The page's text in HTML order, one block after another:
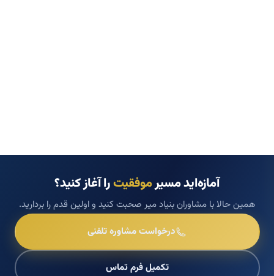
آمازه‌اید مسیرموفقیترا آغاز کنید؟
همین حالا با مشاوران بنیاد میر صحبت کنید و اولین قدم را بردارید.
درخواست مشاوره تلفنی
تکمیل فرم تماس